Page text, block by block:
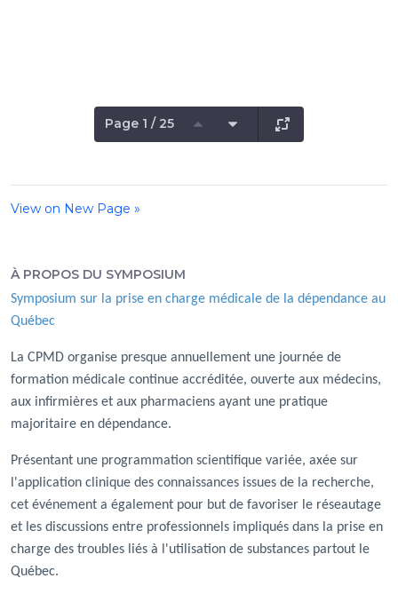
Page 1 / 25
View on New Page »
À PROPOS DU SYMPOSIUM
Symposium sur la prise en charge médicale de la dépendance au
Québec
La CPMD organise presque annuellement une journée de
formation médicale continue accréditée, ouverte aux médecins,
aux infirmières et aux pharmaciens ayant une pratique
majoritaire en dépendance.
Présentant une programmation scientifique variée, axée sur
l'application clinique des connaissances issues de la recherche,
cet événement a également pour but de favoriser le réseautage
et les discussions entre professionnels impliqués dans la prise en
charge des troubles liés à l'utilisation de substances partout le
Québec.